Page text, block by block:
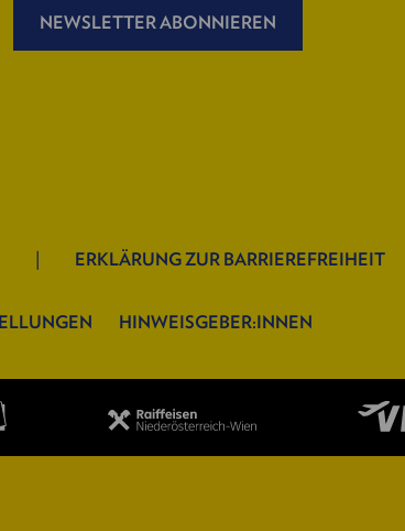
NEWSLETTER ABONNIEREN
ERKLÄRUNG ZUR BARRIEREFREIHEIT
HINWEISGEBER:INNEN